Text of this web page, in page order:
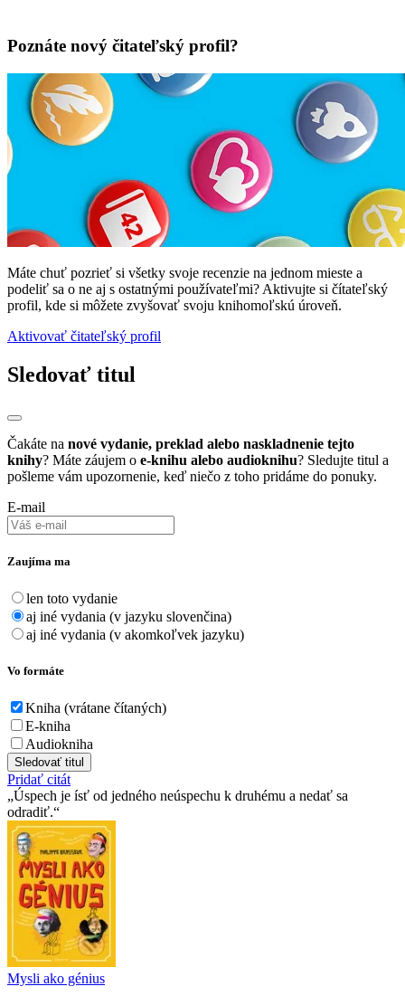
Poznáte nový čitateľský profil?
Máte chuť pozrieť si všetky svoje recenzie na jednom mieste a
podeliť sa o ne aj s ostatnými používateľmi? Aktivujte si čítateľský
profil, kde si môžete zvyšovať svoju knihomoľskú úroveň.
Aktivovať čitateľský profil
Sledovať titul
Čakáte na nové vydanie, preklad alebo naskladnenie tejto
knihy? Máte záujem o e-knihu alebo audioknihu? Sledujte titul a
pošleme vám upozornenie, keď niečo z toho pridáme do ponuky.
E-mail
Zaujíma ma
len toto vydanie
aj iné vydania (v jazyku slovenčina)
aj iné vydania (v akomkoľvek jazyku)
Vo formáte
Kniha (vrátane čítaných)
E-kniha
Audiokniha
Sledovať titul
Pridať citát
Úspech je ísť od jedného neúspechu k druhému a nedať sa
odradiť.
Mysli ako génius